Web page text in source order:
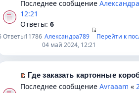
щ
е
н
и
о
м
у
с
о
б
щ
р
о
ч
и
а
н
е
о
у
н
е
й
и
к
Последнее сообщение
12:21
Ответы: 6
Ответы11786 Александра789
Перейти к
04 май 2024, 12:21
Где заказать картонные
Последнее сообщение Avraaam «